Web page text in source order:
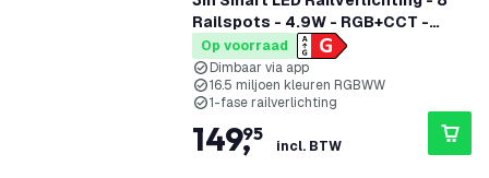
Railspots - 4.9W - RGB+CCT -
Dimbaar - 1-Fase Railsysteem -
Zwart
Op voorraad
Dimbaar via app
16.5 miljoen kleuren RGBWW
1-fase railverlichting
149,
95
incl. BTW